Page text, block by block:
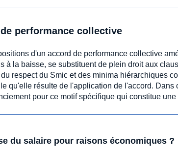
performance collective
d'un accord de performance collective
à la baisse, se substituent de plein droit aux
respect du Smic et des minima hiérarchiques
qu'elle résulte de l'application de l'accord.
pour ce motif spécifique qui constitue
du salaire pour raisons économiques ?